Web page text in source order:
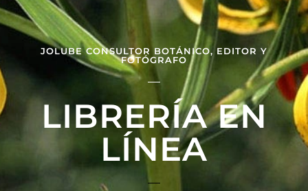
JOLUBE CONSULTOR BOTÁNICO, EDITOR Y
FOTÓGRAFO
LIBRERÍA EN
LÍNEA